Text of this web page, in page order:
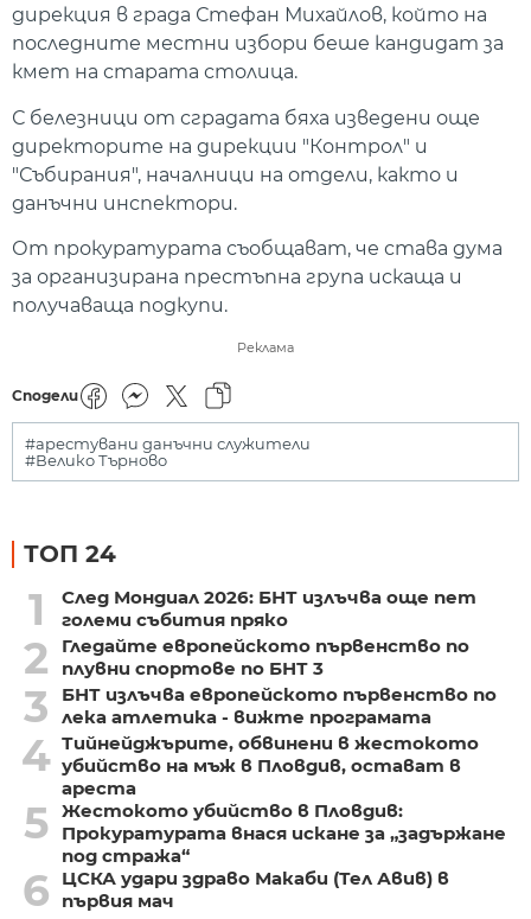
дирекция в града Стефан Михайлов, който на
последните местни избори беше кандидат за
кмет на старата столица.
С белезници от сградата бяха изведени още
директорите на дирекции "Контрол" и
"Събирания", началници на отдели, както и
данъчни инспектори.
От прокуратурата съобщават, че става дума
за организирана престъпна група искаща и
получаваща подкупи.
Реклама
Сподели
#арестувани данъчни служители
#Велико Търново
ТОП 24
1
След Мондиал 2026: БНТ излъчва още пет
големи събития пряко
2
Гледайте европейското първенство по
плувни спортове по БНТ 3
3
БНТ излъчва европейското първенство по
лека атлетика - вижте програмата
4 Тийнейджърите, обвинени в жестокото
убийство на мъж в Пловдив, остават в
ареста
5 Жестокото убийство в Пловдив:
Прокуратурата внася искане за „задържане
под стража“
6
ЦСКА удари здраво Макаби (Тел Авив) в
първия мач